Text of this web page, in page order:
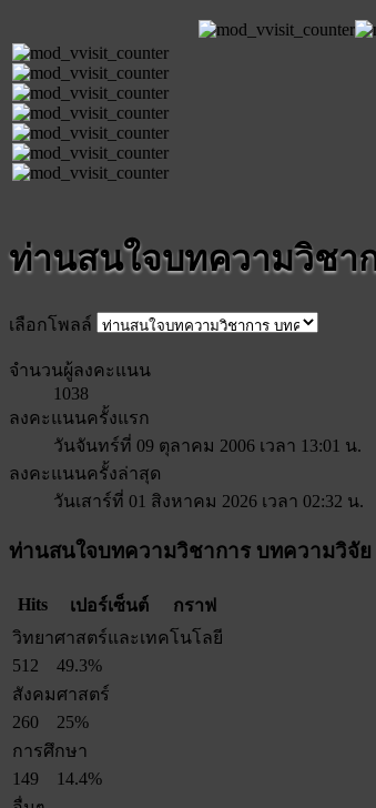
ท่านสนใจบทความวิชา
เลือกโพลล์
จำนวนผู้ลงคะแนน
1038
ลงคะแนนครั้งแรก
วันจันทร์ที่ 09 ตุลาคม 2006 เวลา 13:01 น.
ลงคะแนนครั้งล่าสุด
วันเสาร์ที่ 01 สิงหาคม 2026 เวลา 02:32 น.
ท่านสนใจบทความวิชาการ บทความวิจัย
Hits เปอร์เซ็นต์
กราฟ
วิทยาศาสตร์และเทคโนโลยี
512
49.3%
สังคมศาสตร์
260
25%
การศึกษา
149
14.4%